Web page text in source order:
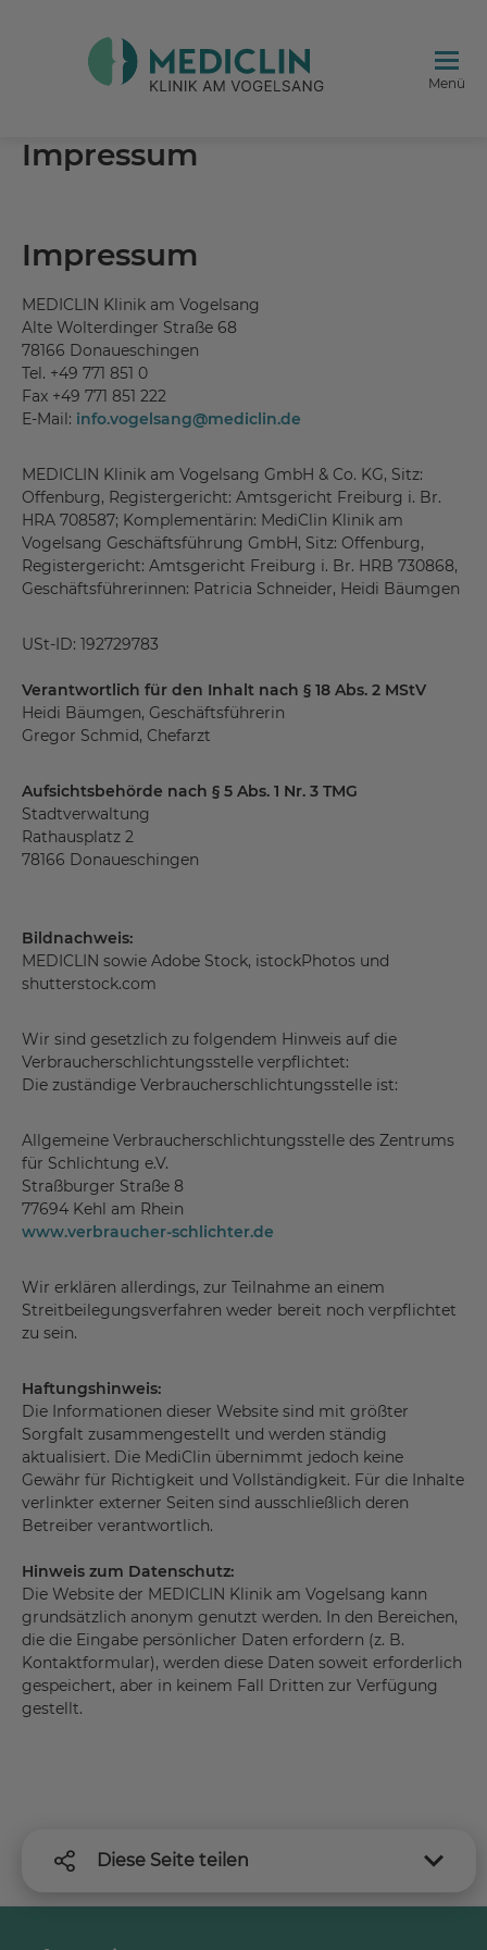
Menü
Impressum
Impressum
MEDICLIN Klinik am Vogelsang
Alte Wolterdinger Straße 68
78166 Donaueschingen
Tel. +49 771 851 0
Fax +49 771 851 222
E-Mail: info.vogelsang@mediclin.de
MEDICLIN Klinik am Vogelsang GmbH & Co. KG, Sitz:
Offenburg, Registergericht: Amtsgericht Freiburg i. Br.
HRA 708587; Komplementärin: MediClin Klinik am
Vogelsang Geschäftsführung GmbH, Sitz: Offenburg,
Registergericht: Amtsgericht Freiburg i. Br. HRB 730868,
Geschäftsführerinnen: Patricia Schneider, Heidi Bäumgen
USt-ID: 192729783
Verantwortlich für den Inhalt nach § 18 Abs. 2 MStV
Heidi Bäumgen, Geschäftsführerin
Gregor Schmid, Chefarzt
Aufsichtsbehörde nach § 5 Abs. 1 Nr. 3 TMG
Stadtverwaltung
Rathausplatz 2
78166 Donaueschingen
Bildnachweis:
MEDICLIN sowie Adobe Stock, istockPhotos und
shutterstock.com
Wir sind gesetzlich zu folgendem Hinweis auf die
Verbraucherschlichtungsstelle verpflichtet:
Die zuständige Verbraucherschlichtungsstelle ist:
Allgemeine Verbraucherschlichtungsstelle des Zentrums
für Schlichtung e.V.
Straßburger Straße 8
77694 Kehl am Rhein
www.verbraucher-schlichter.de
Wir erklären allerdings, zur Teilnahme an einem
Streitbeilegungsverfahren weder bereit noch verpflichtet
zu sein.
Haftungshinweis:
Die Informationen dieser Website sind mit größter
Sorgfalt zusammengestellt und werden ständig
aktualisiert. Die MediClin übernimmt jedoch keine
Gewähr für Richtigkeit und Vollständigkeit. Für die Inhalte
verlinkter externer Seiten sind ausschließlich deren
Betreiber verantwortlich.
Hinweis zum Datenschutz:
Die Website der MEDICLIN Klinik am Vogelsang kann
grundsätzlich anonym genutzt werden. In den Bereichen,
die die Eingabe persönlicher Daten erfordern (z. B.
Kontaktformular), werden diese Daten soweit erforderlich
gespeichert, aber in keinem Fall Dritten zur Verfügung
gestellt.
Diese Seite teilen